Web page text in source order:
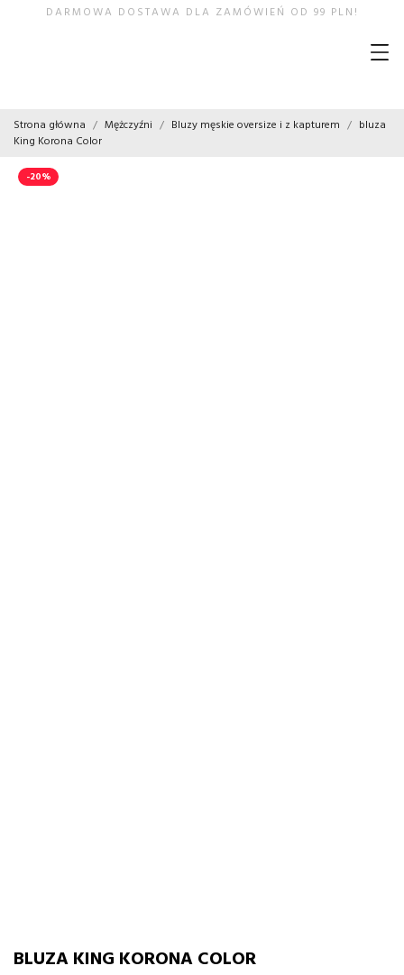
DARMOWA DOSTAWA DLA ZAMÓWIEŃ OD 99 PLN!
Strona główna Mężczyźni Bluzy męskie oversize i z kapturem
bluza
King Korona Color
-20%
BLUZA KING KORONA COLOR